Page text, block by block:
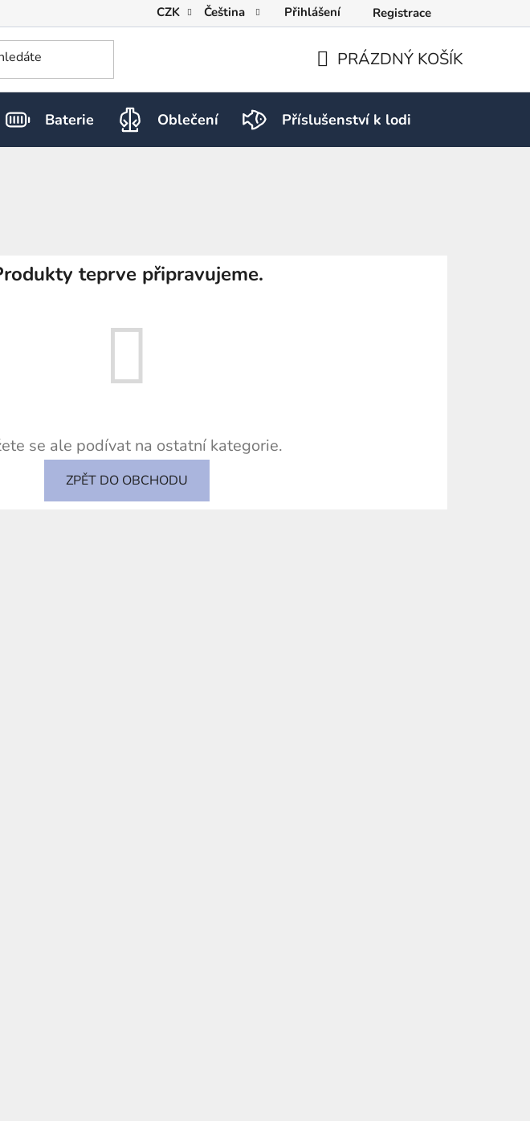
CZK Čeština Přihlášení Registrace
KOŠÍK
PRÁZDNÝ KOŠÍK
Baterie Oblečení Příslušenství k lodi
teprve připravujeme.
se ale podívat na ostatní kategorie.
ZPĚT DO OBCHODU